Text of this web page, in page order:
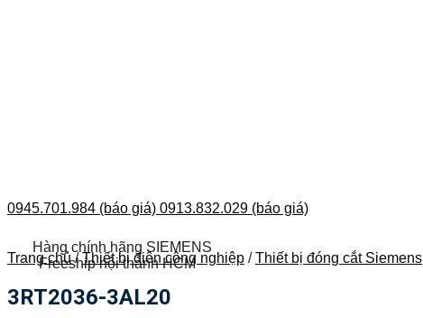
0945.701.984 (báo giá) 0913.832.029 (báo giá)
Hàng chính hãng SIEMENS
Freeship nội thành HCM
Trang chủ / Thiết bị điện công nghiệp / Thiết bị đóng cắt Siemens
3RT2036-3AL20